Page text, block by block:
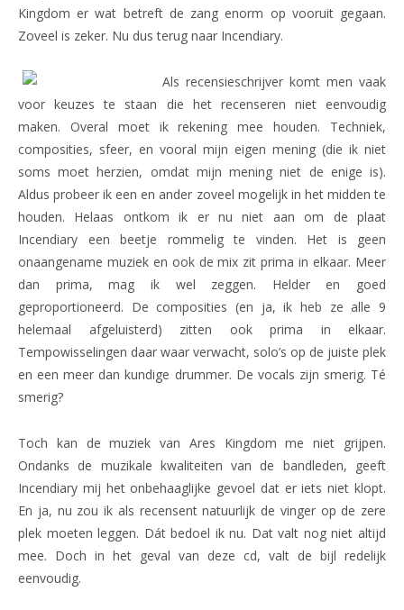
Kingdom er wat betreft de zang enorm op vooruit gegaan.
Zoveel is zeker. Nu dus terug naar Incendiary.
Als recensieschrijver komt men vaak
voor keuzes te staan die het recenseren niet eenvoudig
maken. Overal moet ik rekening mee houden. Techniek,
composities, sfeer, en vooral mijn eigen mening (die ik niet
soms moet herzien, omdat mijn mening niet de enige is).
Aldus probeer ik een en ander zoveel mogelijk in het midden te
houden. Helaas ontkom ik er nu niet aan om de plaat
Incendiary een beetje rommelig te vinden. Het is geen
onaangename muziek en ook de mix zit prima in elkaar. Meer
dan prima, mag ik wel zeggen. Helder en goed
geproportioneerd. De composities (en ja, ik heb ze alle 9
helemaal afgeluisterd) zitten ook prima in elkaar.
Tempowisselingen daar waar verwacht, solo’s op de juiste plek
en een meer dan kundige drummer. De vocals zijn smerig. Té
smerig?
Toch kan de muziek van Ares Kingdom me niet grijpen.
Ondanks de muzikale kwaliteiten van de bandleden, geeft
Incendiary mij het onbehaaglijke gevoel dat er iets niet klopt.
En ja, nu zou ik als recensent natuurlijk de vinger op de zere
plek moeten leggen. Dát bedoel ik nu. Dat valt nog niet altijd
mee. Doch in het geval van deze cd, valt de bijl redelijk
eenvoudig.